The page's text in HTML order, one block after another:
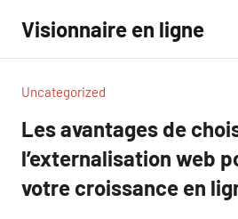
contenu
Visionnaire en ligne
Uncategorized
Les avantages de
l’externalisation web
votre croissance en